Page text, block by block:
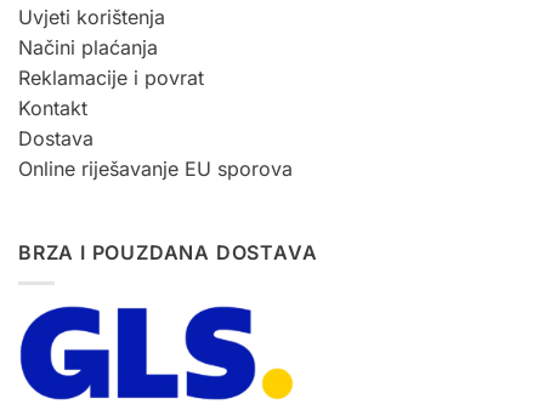
Uvjeti korištenja
Načini plaćanja
Reklamacije i povrat
Kontakt
Dostava
Online riješavanje EU sporova
BRZA I POUZDANA DOSTAVA